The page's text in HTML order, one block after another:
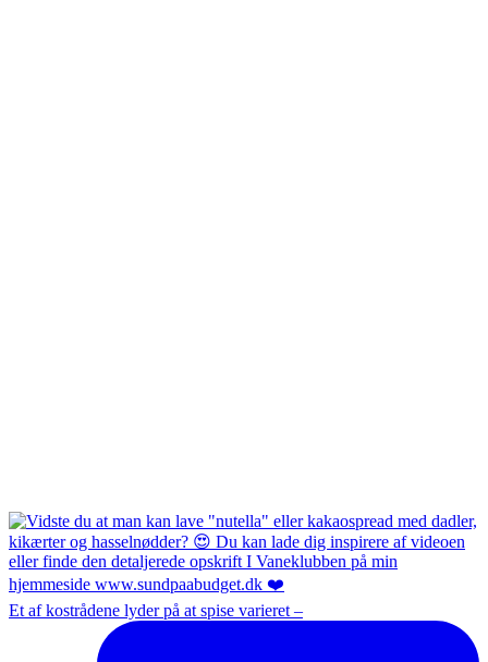
Et af kostrådene lyder på at spise varieret –